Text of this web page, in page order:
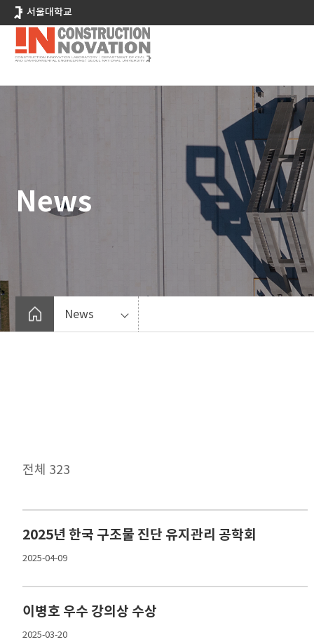
로
서울대학교
News
News
전체 323
2025년 한국 구조물 진단 유지관리 공학회
2025-04-09
이병호 우수 강의상 수상
2025-03-20